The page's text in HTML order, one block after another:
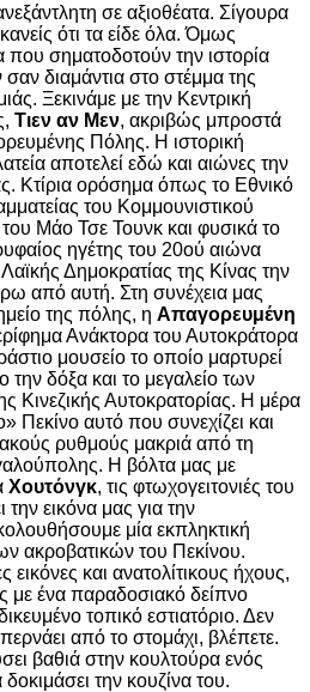
σε αξιοθέατα. Σίγουρα
ότι τα είδε όλα. Όμως
σηματοδοτούν την ιστορία
διαμάντια στο στέμμα της
Ξεκινάμε με την Κεντρική
Τιεν αν Μεν, ακριβώς μπροστά
Πόλης. Η ιστορική
αποτελεί εδώ και αιώνες την
Κτίρια ορόσημα όπως το Εθνικό
του Κομμουνιστικού
Μάο Τσε Τουνκ και φυσικά το
ηγέτης του 20ού αιώνα
Δημοκρατίας της Κίνας την
από αυτή. Στη συνέχεια μας
της πόλης, η Απαγορευμένη
Ανάκτορα του Αυτοκράτορα
μουσείο το οποίο μαρτυρεί
την δόξα και το μεγαλείο των
Κινεζικής Αυτοκρατορίας. Η μέρα
Πεκίνο αυτό που συνεχίζει και
ρυθμούς μακριά από τη
Η βόλτα μας με
Χουτόνγκ, τις φτωχογειτονιές του
εικόνα μας για την
μία εκπληκτική
ακροβατικών του Πεκίνου.
και ανατολίτικους ήχους,
με ένα παραδοσιακό δείπνο
τοπικό εστιατόριο. Δεν
από το στομάχι, βλέπετε.
βαθιά στην κουλτούρα ενός
την κουζίνα του.